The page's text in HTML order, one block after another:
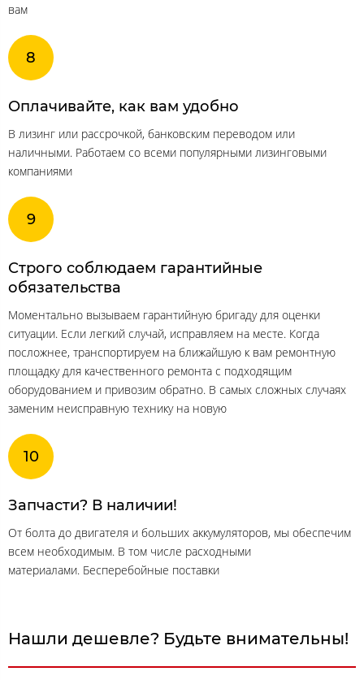
вам
Оплачивайте, как вам удобно
В лизинг или рассрочкой, банковским переводом или
наличными. Работаем со всеми популярными лизинговыми
компаниями
Строго соблюдаем гарантийные
обязательства
Моментально вызываем гарантийную бригаду для оценки
ситуации. Если легкий случай, исправляем на месте. Когда
посложнее, транспортируем на ближайшую к вам ремонтную
площадку для качественного ремонта с подходящим
оборудованием и привозим обратно. В самых сложных случаях
заменим неисправную технику на новую
Запчасти? В наличии!
От болта до двигателя и больших аккумуляторов, мы обеспечим
всем необходимым. В том числе расходными
материалами. Бесперебойные поставки
Нашли дешевле? Будьте внимательны!